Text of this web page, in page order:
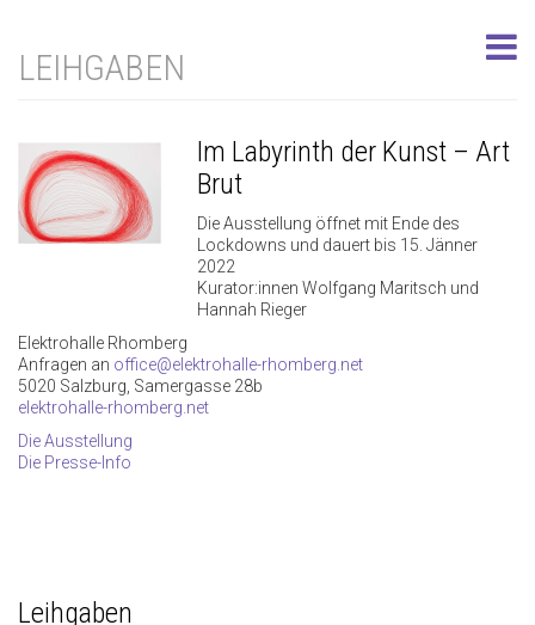
LEIHGABEN
Im Labyrinth der Kunst – Art
Brut
Die Ausstellung öffnet mit Ende des
Lockdowns und dauert bis 15. Jänner
2022
Kurator:innen Wolfgang Maritsch und
Hannah Rieger
Elektrohalle Rhomberg
Anfragen an office@elektrohalle-rhomberg.net
5020 Salzburg, Samergasse 28b
elektrohalle-rhomberg.net
Die Ausstellung
Die Presse-Info
Leihgaben